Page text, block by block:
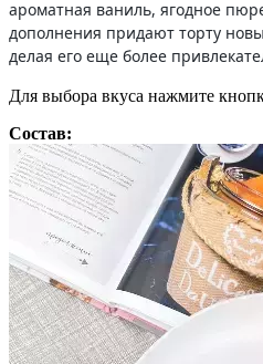
ароматная ваниль, ягодное
дополнения придают торту
делая его еще более
Для выбора вкуса нажмите
Состав: